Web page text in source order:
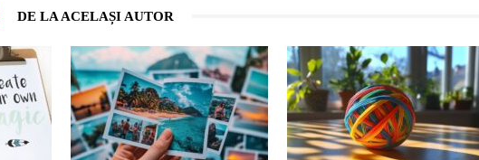
DE LA ACELAȘI AUTOR